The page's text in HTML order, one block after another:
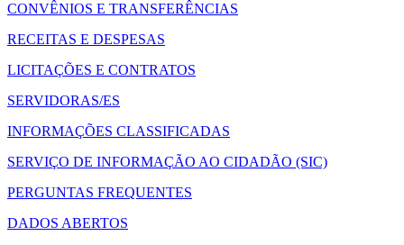
CONVÊNIOS E TRANSFERÊNCIAS
RECEITAS E DESPESAS
LICITAÇÕES E CONTRATOS
SERVIDORAS/ES
INFORMAÇÕES CLASSIFICADAS
SERVIÇO DE INFORMAÇÃO AO CIDADÃO (SIC)
PERGUNTAS FREQUENTES
DADOS ABERTOS